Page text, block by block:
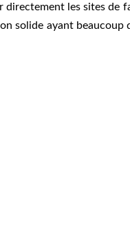
directement les sites de
solide ayant